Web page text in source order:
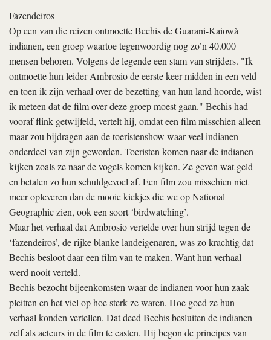
Fazendeiros
Op een van die reizen ontmoette Bechis de Guarani-Kaiowà
indianen, een groep waartoe tegenwoordig nog zo’n 40.000
mensen behoren. Volgens de legende een stam van strijders. "Ik
ontmoette hun leider Ambrosio de eerste keer midden in een veld
en toen ik zijn verhaal over de bezetting van hun land hoorde, wist
ik meteen dat de film over deze groep moest gaan." Bechis had
vooraf flink getwijfeld, vertelt hij, omdat een film misschien alleen
maar zou bijdragen aan de toeristenshow waar veel indianen
onderdeel van zijn geworden. Toeristen komen naar de indianen
kijken zoals ze naar de vogels komen kijken. Ze geven wat geld
en betalen zo hun schuldgevoel af. Een film zou misschien niet
meer opleveren dan de mooie kiekjes die we op National
Geographic zien, ook een soort ‘birdwatching’.
Maar het verhaal dat Ambrosio vertelde over hun strijd tegen de
‘fazendeiros’, de rijke blanke landeigenaren, was zo krachtig dat
Bechis besloot daar een film van te maken. Want hun verhaal
werd nooit verteld.
Bechis bezocht bijeenkomsten waar de indianen voor hun zaak
pleitten en het viel op hoe sterk ze waren. Hoe goed ze hun
verhaal konden vertellen. Dat deed Bechis besluiten de indianen
zelf als acteurs in de film te casten. Hij begon de principes van